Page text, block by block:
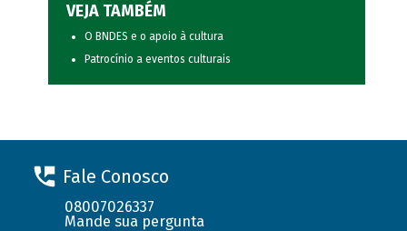
VEJA TAMBÉM
O BNDES e o apoio à cultura
Patrocínio a eventos culturais
Fale Conosco
08007026337
Mande sua pergunta